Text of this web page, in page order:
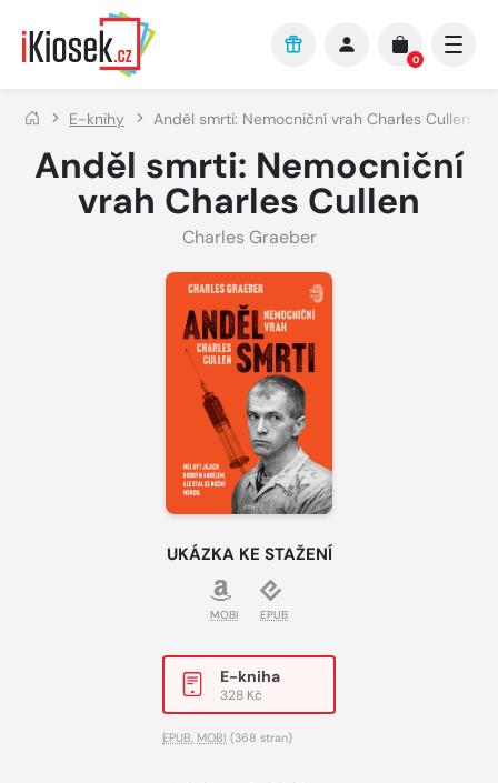
Přejít na hlavní obsah
0
E-knihy Anděl smrti: Nemocniční vrah Charles Cullen
Anděl smrti: Nemocniční
vrah Charles Cullen
Charles Graeber
UKÁZKA KE STAŽENÍ
MOBI EPUB
E-kniha
328 Kč
EPUB, MOBI (368 stran)